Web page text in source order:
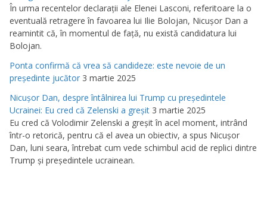
În urma recentelor declaraţii ale Elenei Lasconi, referitoare la o
eventuală retragere în favoarea lui Ilie Bolojan, Nicuşor Dan a
reamintit că, în momentul de faţă, nu există candidatura lui
Bolojan.
Ponta confirmă că vrea să candideze: este nevoie de un
preşedinte jucător 3 martie 2025
Nicuşor Dan, despre întâlnirea lui Trump cu preşedintele
Ucrainei: Eu cred că Zelenski a greşit 3 martie 2025
Eu cred că Volodimir Zelenski a greşit în acel moment, intrând
într-o retorică, pentru că el avea un obiectiv, a spus Nicuşor
Dan, luni seara, întrebat cum vede schimbul acid de replici dintre
Trump şi preşedintele ucrainean.